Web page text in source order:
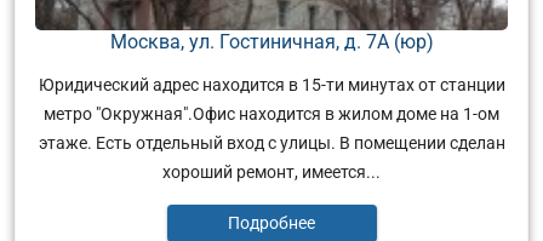
Москва, ул. Гостиничная, д. 7А (юр)
Юридический адрес находится в 15-ти минутах от станции
метро "Окружная".Офис находится в жилом доме на 1-ом
этаже. Есть отдельный вход с улицы. В помещении сделан
хороший ремонт, имеется...
Подробнее